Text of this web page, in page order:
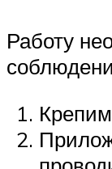
Работу